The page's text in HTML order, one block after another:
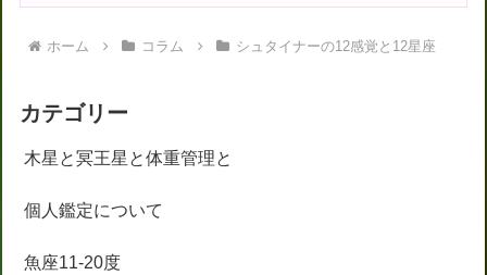
ホーム コラム シュタイナーの12感覚と12星座
カテゴリー
木星と冥王星と体重管理と
個人鑑定について
魚座11-20度